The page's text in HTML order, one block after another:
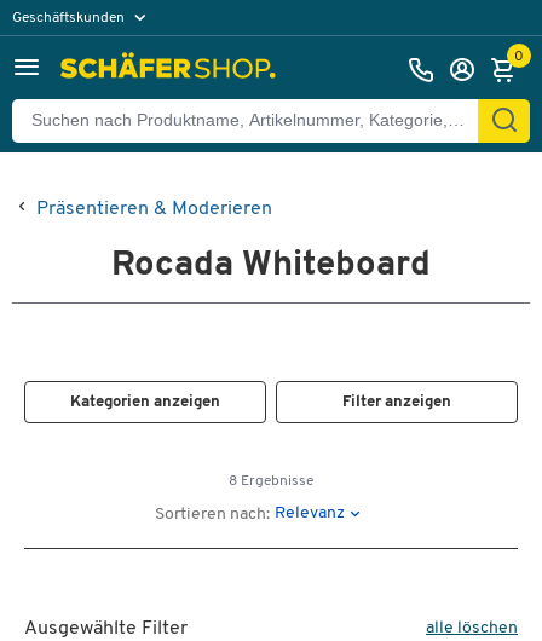
Geschäftskunden
0
Präsentieren & Moderieren
Rocada Whiteboard
Kategorien anzeigen Filter anzeigen
8 Ergebnisse
Sortieren nach: Relevanz
Ausgewählte Filter alle löschen